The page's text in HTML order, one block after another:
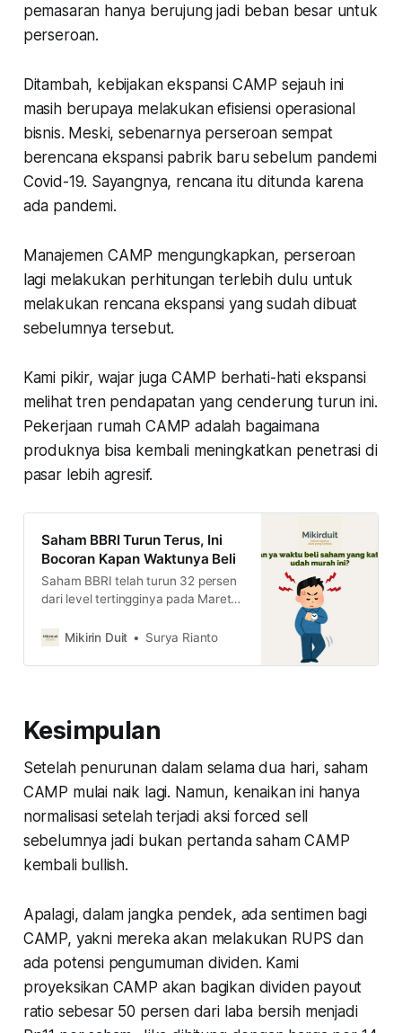
pemasaran hanya berujung jadi beban besar untuk
perseroan.
Ditambah, kebijakan ekspansi CAMP sejauh ini
masih berupaya melakukan efisiensi operasional
bisnis. Meski, sebenarnya perseroan sempat
berencana ekspansi pabrik baru sebelum pandemi
Covid-19. Sayangnya, rencana itu ditunda karena
ada pandemi.
Manajemen CAMP mengungkapkan, perseroan
lagi melakukan perhitungan terlebih dulu untuk
melakukan rencana ekspansi yang sudah dibuat
sebelumnya tersebut.
Kami pikir, wajar juga CAMP berhati-hati ekspansi
melihat tren pendapatan yang cenderung turun ini.
Pekerjaan rumah CAMP adalah bagaimana
produknya bisa kembali meningkatkan penetrasi di
pasar lebih agresif.
Saham BBRI Turun Terus, Ini
Bocoran Kapan Waktunya Beli
Saham BBRI telah turun 32 persen
dari level tertingginya pada Maret
saham ini jadi tanda kiamat BBRI?
Mikirin Duit Surya Rianto
Kesimpulan
Setelah penurunan dalam selama dua hari, saham
CAMP mulai naik lagi. Namun, kenaikan ini hanya
normalisasi setelah terjadi aksi forced sell
sebelumnya jadi bukan pertanda saham CAMP
kembali bullish.
Apalagi, dalam jangka pendek, ada sentimen bagi
CAMP, yakni mereka akan melakukan RUPS dan
ada potensi pengumuman dividen. Kami
proyeksikan CAMP akan bagikan dividen payout
ratio sebesar 50 persen dari laba bersih menjadi